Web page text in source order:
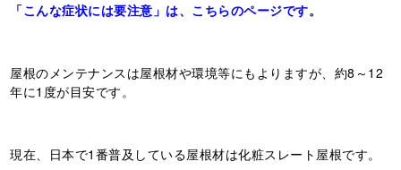
「こんな症状には要注意」は、こちらのページです。
屋根のメンテナンスは屋根材や環境等にもよりますが、約8～12
年に1度が目安です。
現在、日本で1番普及している屋根材は化粧スレート屋根です。